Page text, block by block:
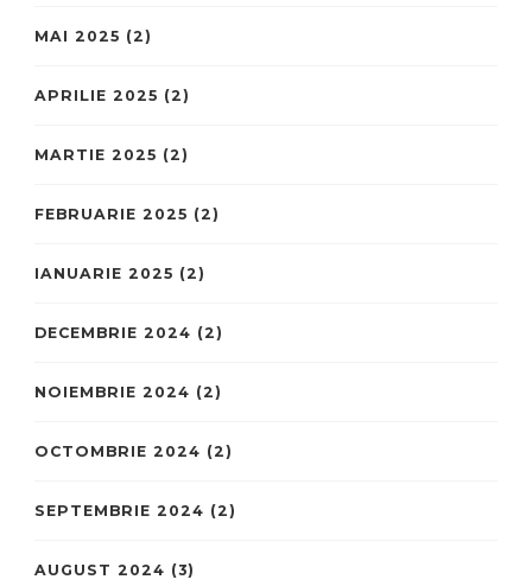
MAI 2025 (2)
APRILIE 2025 (2)
MARTIE 2025 (2)
FEBRUARIE 2025 (2)
IANUARIE 2025 (2)
DECEMBRIE 2024 (2)
NOIEMBRIE 2024 (2)
OCTOMBRIE 2024 (2)
SEPTEMBRIE 2024 (2)
AUGUST 2024 (3)